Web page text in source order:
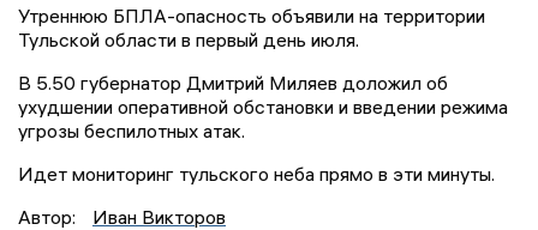
Утреннюю БПЛА-опасность объявили на территории
Тульской области в первый день июля.
В 5.50 губернатор Дмитрий Миляев доложил об
ухудшении оперативной обстановки и введении режима
угрозы беспилотных атак.
Идет мониторинг тульского неба прямо в эти минуты.
Автор:
Иван Викторов